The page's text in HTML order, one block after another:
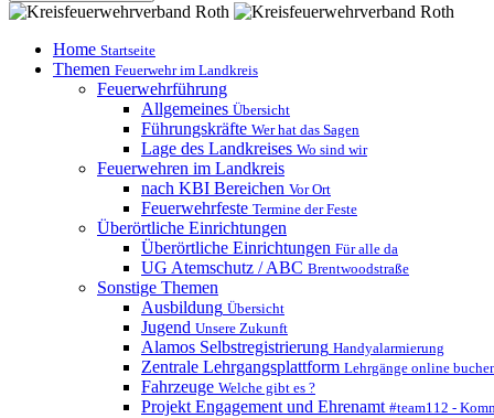
Home Startseite
Themen Feuerwehr im Landkreis
Feuerwehrführung
Allgemeines Übersicht
Führungskräfte Wer hat das Sagen
Lage des Landkreises Wo sind wir
Feuerwehren im Landkreis
nach KBI Bereichen Vor Ort
Feuerwehrfeste Termine der Feste
Überörtliche Einrichtungen
Überörtliche Einrichtungen Für alle da
UG Atemschutz / ABC Brentwoodstraße
Sonstige Themen
Ausbildung Übersicht
Jugend Unsere Zukunft
Alamos Selbstregistrierung Handyalarmierung
Zentrale Lehrgangsplattform Lehrgänge online
Fahrzeuge Welche gibt es ?
Projekt Engagement und Ehrenamt #team112 -